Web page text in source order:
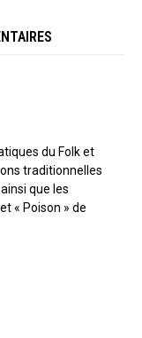
du Folk et
traditionnelles
que les
« Poison » de